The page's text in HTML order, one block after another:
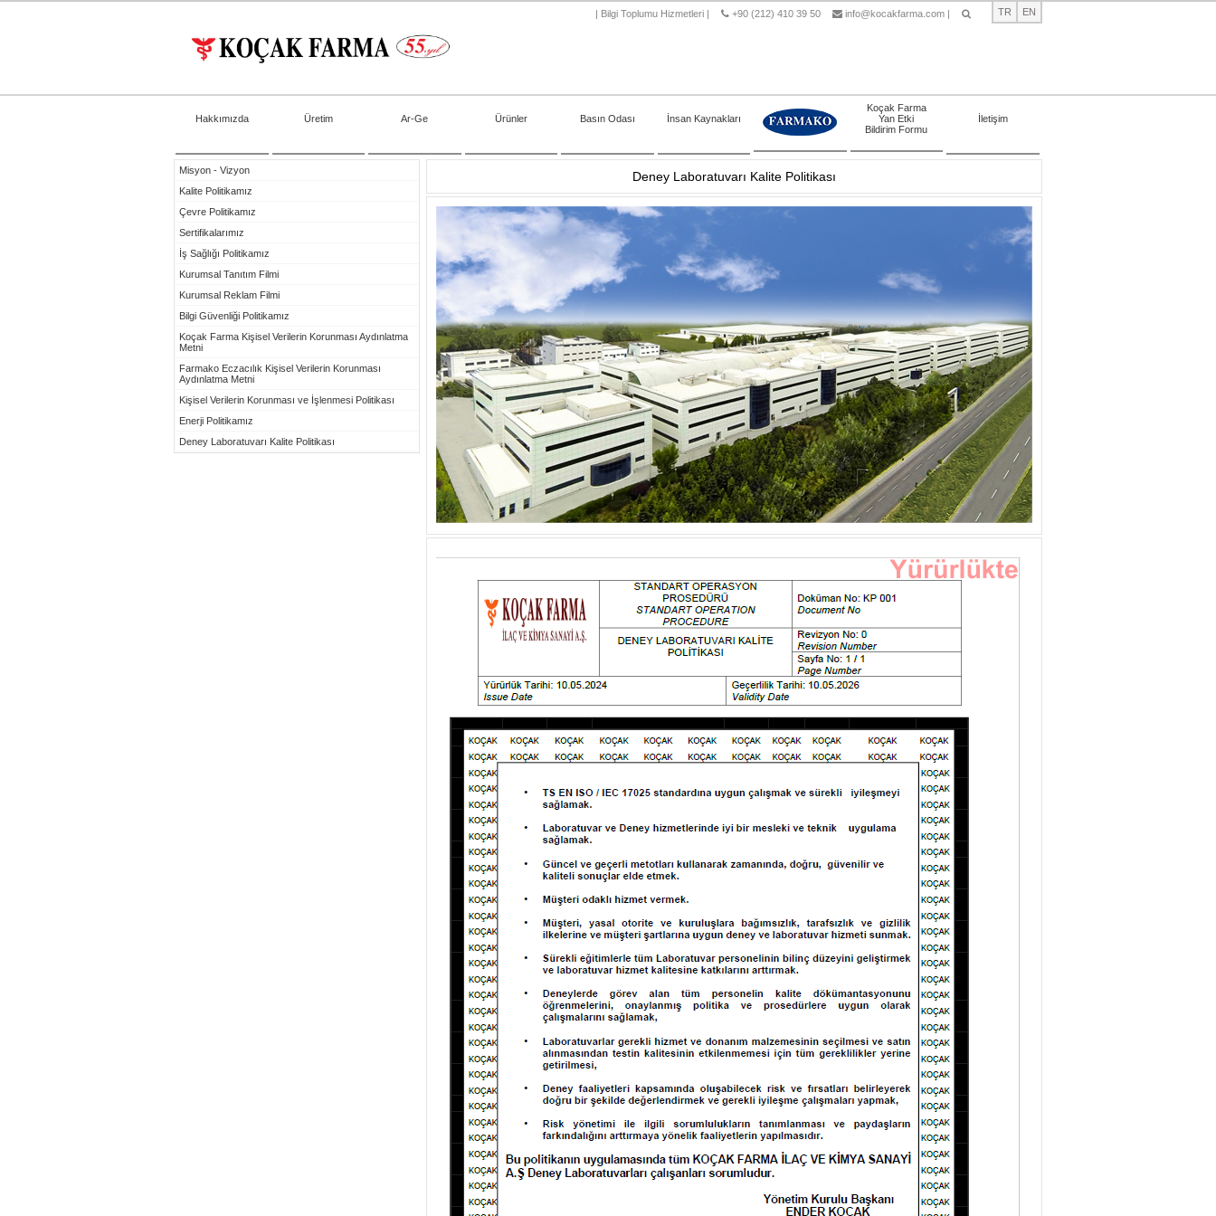
| Bilgi Toplumu Hizmetleri | +90 (212) 410 39 50 info@kocakfarma.com | TR EN
Hakkımızda Üretim Ar-Ge Ürünler Basın Odası İnsan Kaynakları
Koçak Farma
Yan Etki
Bildirim Formu
İletişim
Misyon - Vizyon
Kalite Politikamız
Çevre Politikamız
Sertifikalarımız
İş Sağlığı Politikamız
Kurumsal Tanıtım Filmi
Kurumsal Reklam Filmi
Bilgi Güvenliği Politikamız
Koçak Farma Kişisel Verilerin Korunması Aydınlatma
Metni
Farmako Eczacılık Kişisel Verilerin Korunması
Aydınlatma Metni
Kişisel Verilerin Korunması ve İşlenmesi Politikası
Enerji Politikamız
Deney Laboratuvarı Kalite Politikası
Deney Laboratuvarı Kalite Politikası